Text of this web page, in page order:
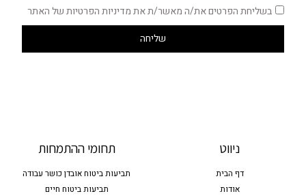
בשליחת הפרטים את/ה מאשר/ת את מדיניות הפרטיות של האתר
שליחה
ניווט
דף הבית
אודות
תחומי ההתמחות
תביעות ביטוח אובדן כושר עבודה
תביעות ביטוח חיים